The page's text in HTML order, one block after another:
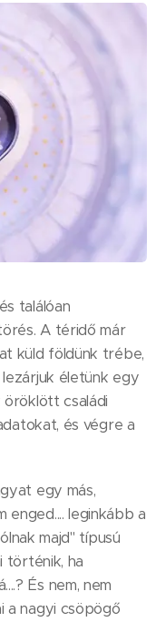
találóan
A téridő már
küld földünk trébe,
életünk egy
öröklött családi
és végre a
egy más,
enged.... leginkább a
majd" típusú
történik, ha
És nem, nem
a nagyi csöpögő